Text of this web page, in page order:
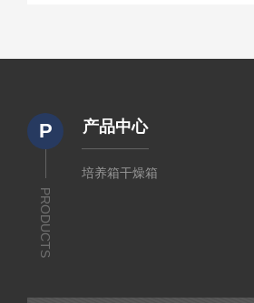
P
PRODUCTS
产品中心
培养箱干燥箱